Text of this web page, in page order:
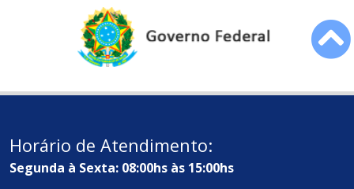
Horário de Atendimento:
Segunda à Sexta: 08:00hs às 15:00hs